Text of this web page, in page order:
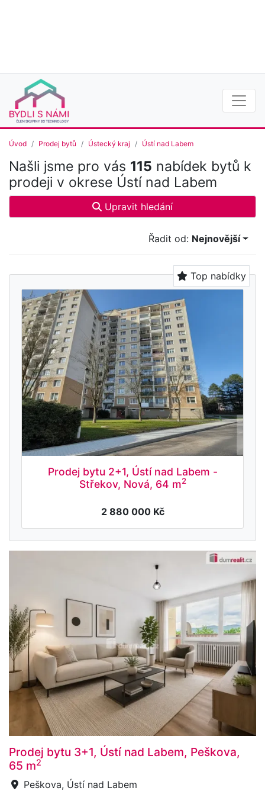
Úvod Prodej bytů Ústecký kraj Ústí nad Labem
Našli jsme pro vás 115 nabídek bytů k
prodeji v okrese Ústí nad Labem
Upravit hledání
Řadit od: Nejnovější
Top nabídky
Prodej bytu 2+1, Ústí nad Labem -
Střekov, Nová, 64 m2
2 880 000 Kč
Prodej bytu 3+1, Ústí nad Labem, Peškova,
65 m2
Peškova, Ústí nad Labem